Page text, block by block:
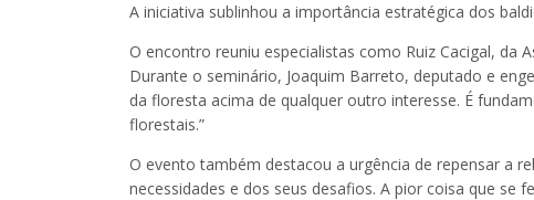
A iniciativa sublinhou a importância estratégica dos
O encontro reuniu especialistas como Ruiz Cacigal, da
Durante o seminário, Joaquim Barreto, deputado e
da floresta acima de qualquer outro interesse. É
florestais.”
O evento também destacou a urgência de repensar a
necessidades e dos seus desafios. A pior coisa que se